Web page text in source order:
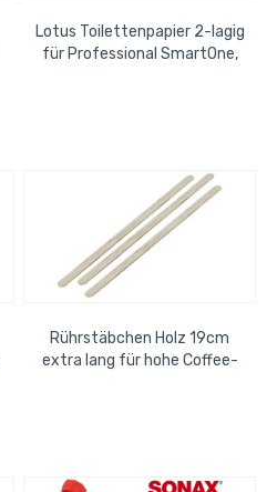
Lotus Toilettenpapier 2-lagig
für Professional SmartOne,
Rührstäbchen Holz 19cm
extra lang für hohe Coffee-